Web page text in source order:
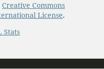
Creative Commons
License.
Stats